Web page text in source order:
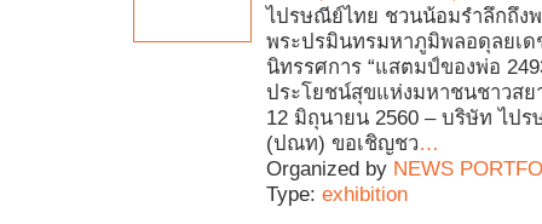
ไปรษณีย์ไทย ชวนน้อมรำลึกถึง
พระปรมินทรมหาภูมิพลอดุลยเด
นิทรรศการ “แสตมป์ของพ่อ
ประโยชน์สุขแห่งมหาชนชาวสย
12 มิถุนายน 2560 – บริษัท ไป
(ปณท) ขอเชิญชว…
Organized by NEWS
Type: exhibition